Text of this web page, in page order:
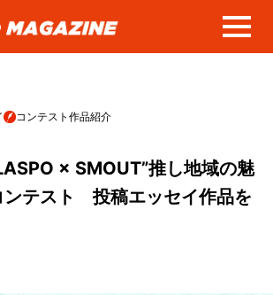
コンテスト作品紹介
× SMOUT”推し地域の魅
ンテスト 投稿エッセイ作品を